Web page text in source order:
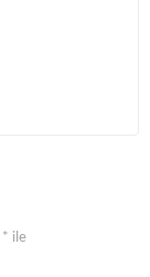
* ile